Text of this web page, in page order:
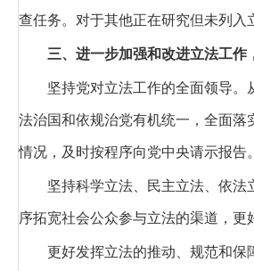
查任务。对于其他正在研究但未列
三、进一步加强和改进立法工作
坚持党对立法工作的全面领导。
法治国和依规治党有机统一，全面
情况，及时按程序向党中央请示报告。
坚持科学立法、民主立法、依法
序拓宽社会公众参与立法的渠道，
更好发挥立法的推动、规范和保